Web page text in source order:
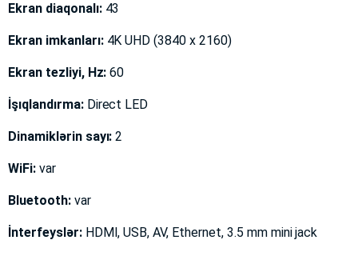
Ekran diaqonalı:43
Ekran imkanları:4K UHD (3840 x 2160)
Ekran tezliyi, Hz: 60
İşıqlandırma:Direct LED
Dinamiklərin sayı: 2
WiFi:var
Bluetooth:var
İnterfeyslər:HDMI, USB, AV, Ethernet, 3.5 mm mini jack